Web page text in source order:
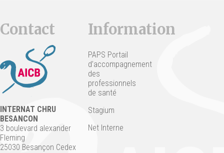
Contact
INTERNAT CHRU
BESANCON
3 boulevard alexander
Fleming
25030 Besançon Cedex
Information
PAPS Portail
d’accompagnement
des
professionnels
de santé
Stagium
Net Interne